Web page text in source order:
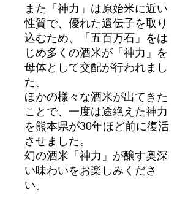
また「神力」は原始米に近い
性質で、優れた遺伝子を取り
込むため、「五百万石」をは
じめ多くの酒米が「神力」を
母体として交配が行われまし
た。
ほかの様々な酒米が出てきた
ことで、一度は途絶えた神力
を熊本県が30年ほど前に復活
させました。
幻の酒米「神力」が醸す奥深
い味わいをお楽しみくださ
い。